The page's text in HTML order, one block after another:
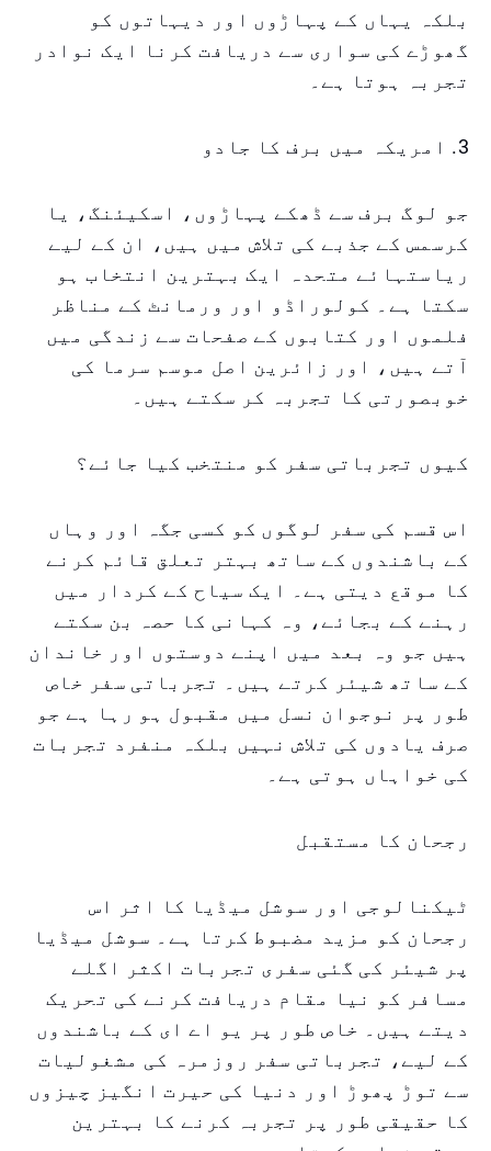
بلکہ یہاں کے پہاڑوں اور دیہاتوں کو
گھوڑے کی سواری سے دریافت کرنا ایک نوادر
تجربہ ہوتا ہے۔
3. امریکہ میں برف کا جادو
جو لوگ برف سے ڈھکے پہاڑوں، اسکیئنگ، یا
کرسمس کے جذبے کی تلاش میں ہیں، ان کے لیے
ریاستہائے متحدہ ایک بہترین انتخاب ہو
سکتا ہے۔ کولوراڈو اور ورمانٹ کے مناظر
فلموں اور کتابوں کے صفحات سے زندگی میں
آتے ہیں، اور زائرین اصل موسم سرما کی
خوبصورتی کا تجربہ کر سکتے ہیں۔
کیوں تجرباتی سفر کو منتخب کیا جائے؟
اس قسم کی سفر لوگوں کو کسی جگہ اور وہاں
کے باشندوں کے ساتھ بہتر تعلق قائم کرنے
کا موقع دیتی ہے۔ ایک سیاح کے کردار میں
رہنے کے بجائے، وہ کہانی کا حصہ بن سکتے
ہیں جو وہ بعد میں اپنے دوستوں اور خاندان
کے ساتھ شیئر کرتے ہیں۔ تجرباتی سفر خاص
طور پر نوجوان نسل میں مقبول ہو رہا ہے جو
صرف یادوں کی تلاش نہیں بلکہ منفرد تجربات
کی خواہاں ہوتی ہے۔
رجحان کا مستقبل
ٹیکنالوجی اور سوشل میڈیا کا اثر اس
رجحان کو مزید مضبوط کرتا ہے۔ سوشل میڈیا
پر شیئر کی گئی سفری تجربات اکثر اگلے
مسافر کو نیا مقام دریافت کرنے کی تحریک
دیتے ہیں۔ خاص طور پر یو اے ای کے باشندوں
کے لیے، تجرباتی سفر روزمرہ کی مشغولیات
سے توڑ پھوڑ اور دنیا کی حیرت انگیز چیزوں
کا حقیقی طور پر تجربہ کرنے کا بہترین